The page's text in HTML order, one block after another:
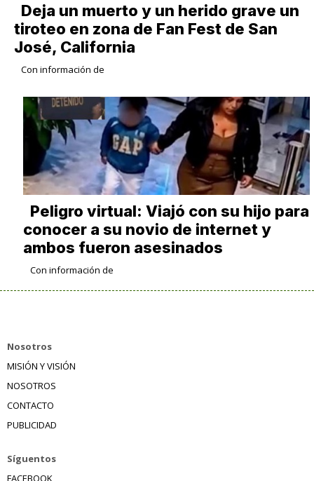
Deja un muerto y un herido grave un
tiroteo en zona de Fan Fest de San
José, California
Con información de
Peligro virtual: Viajó con su hijo para
conocer a su novio de internet y
ambos fueron asesinados
Con información de
Nosotros
MISIÓN Y VISIÓN
NOSOTROS
CONTACTO
PUBLICIDAD
Síguentos
FACEBOOK